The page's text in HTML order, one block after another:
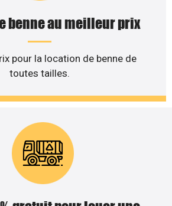
benne au meilleur prix
pour la location de benne de
toutes tailles.